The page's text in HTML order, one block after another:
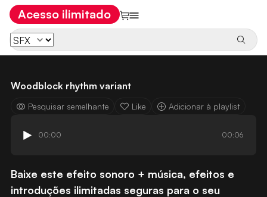
Acesso ilimitado
Woodblock rhythm variant
Pesquisar semelhante Like Adicionar à playlist
00:00 00:06
Baixe este efeito sonoro + música, efeitos e
introduções ilimitadas seguras para o seu